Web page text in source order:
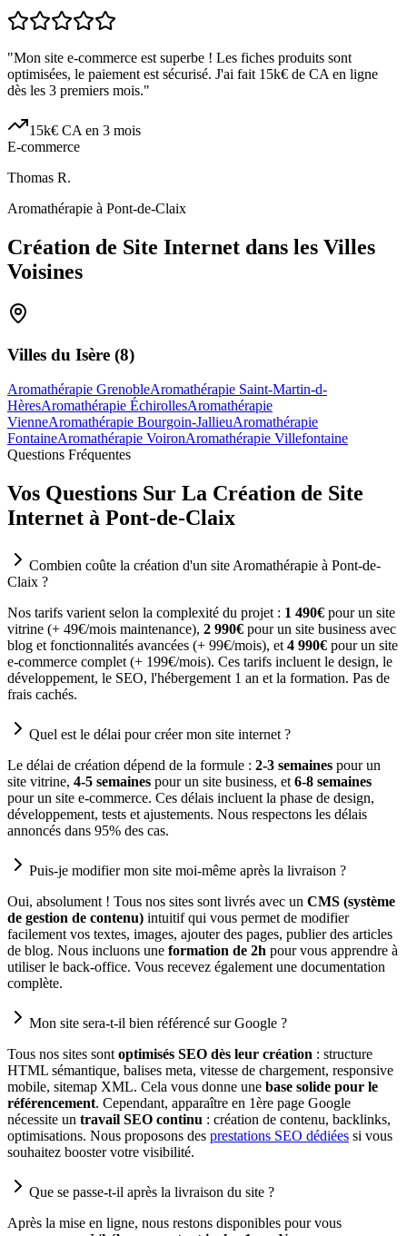
"Mon site e-commerce est superbe ! Les fiches produits sont
optimisées, le paiement est sécurisé. J'ai fait 15k€ de CA en ligne
dès les 3 premiers mois."
15k€ CA en 3 mois
E-commerce
Thomas R.
Aromathérapie à Pont-de-Claix
Création de Site Internet dans les Villes
Voisines
Villes du Isère (8)
Aromathérapie GrenobleAromathérapie Saint-Martin-d-
HèresAromathérapie ÉchirollesAromathérapie
VienneAromathérapie Bourgoin-JallieuAromathérapie
FontaineAromathérapie VoironAromathérapie Villefontaine
Questions Fréquentes
Vos Questions Sur La Création de Site
Internet à Pont-de-Claix
Combien coûte la création d'un site Aromathérapie à Pont-de-
Claix ?
Nos tarifs varient selon la complexité du projet : 1 490€ pour un site
vitrine (+ 49€/mois maintenance), 2 990€ pour un site business avec
blog et fonctionnalités avancées (+ 99€/mois), et 4 990€ pour un site
e-commerce complet (+ 199€/mois). Ces tarifs incluent le design, le
développement, le SEO, l'hébergement 1 an et la formation. Pas de
frais cachés.
Quel est le délai pour créer mon site internet ?
Le délai de création dépend de la formule : 2-3 semaines pour un
site vitrine, 4-5 semaines pour un site business, et 6-8 semaines
pour un site e-commerce. Ces délais incluent la phase de design,
développement, tests et ajustements. Nous respectons les délais
annoncés dans 95% des cas.
Puis-je modifier mon site moi-même après la livraison ?
Oui, absolument ! Tous nos sites sont livrés avec un CMS (système
de gestion de contenu) intuitif qui vous permet de modifier
facilement vos textes, images, ajouter des pages, publier des articles
de blog. Nous incluons une formation de 2h pour vous apprendre à
utiliser le back-office. Vous recevez également une documentation
complète.
Mon site sera-t-il bien référencé sur Google ?
Tous nos sites sont optimisés SEO dès leur création : structure
HTML sémantique, balises meta, vitesse de chargement, responsive
mobile, sitemap XML. Cela vous donne une base solide pour le
référencement. Cependant, apparaître en 1ère page Google
nécessite un travail SEO continu : création de contenu, backlinks,
optimisations. Nous proposons des prestations SEO dédiées si vous
souhaitez booster votre visibilité.
Que se passe-t-il après la livraison du site ?
Après la mise en ligne, nous restons disponibles pour vous